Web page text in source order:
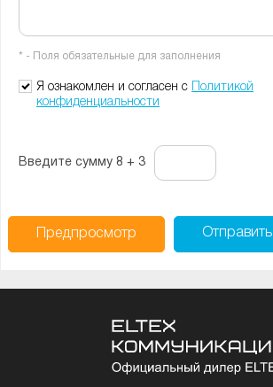
-
-
* - Поля обязательные для заполнения
Я ознакомлен и согласен с
Политикой
конфиденциальности
Введите сумму 8 + 3
Предпросмотр Отправить